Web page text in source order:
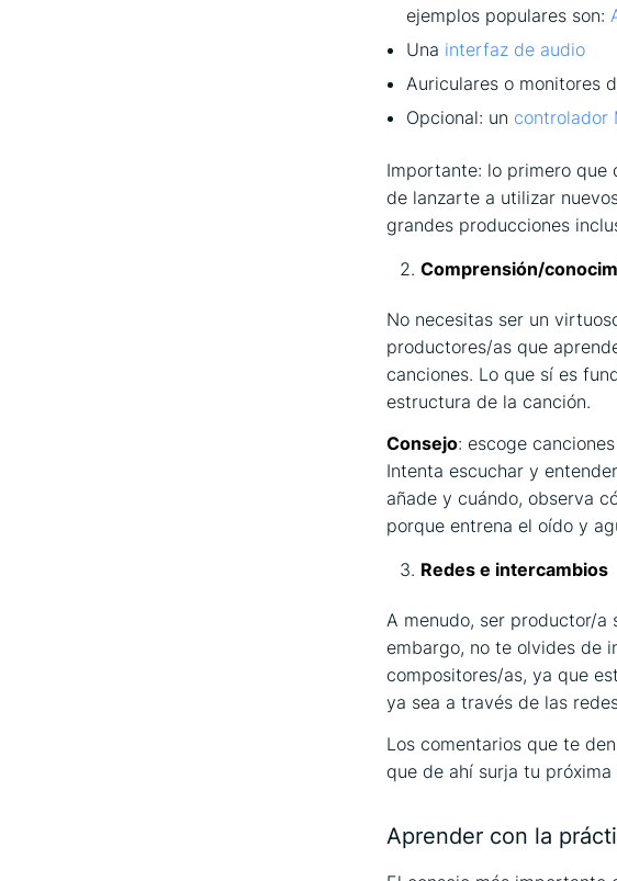
ejemplos populares son:
Una interfaz de audio
Auriculares o monitores
Opcional: un controlador
Importante: lo primero que
de lanzarte a utilizar
grandes producciones
Comprensión/
No necesitas ser un
productores/as que
canciones. Lo que sí es
estructura de la canción.
Consejo: escoge
Intenta escuchar y
añade y cuándo, observa
porque entrena el oído y
Redes e intercambios
A menudo, ser productor/a
embargo, no te olvides de
compositores/as, ya que
ya sea a través de las
Los comentarios que te
que de ahí surja tu
Aprender con la